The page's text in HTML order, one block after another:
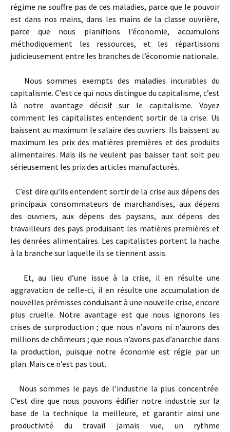
régime ne souffre pas de ces maladies, parce que le pouvoir
est dans nos mains, dans les mains de la classe ouvrière,
parce que nous planifions l’économie, accumulons
méthodiquement les ressources, et les répartissons
judicieusement entre les branches de l’économie nationale.
Nous sommes exempts des maladies incurables du
capitalisme. C’est ce qui nous distingue du capitalisme, c’est
là notre avantage décisif sur le capitalisme. Voyez
comment les capitalistes entendent sortir de la crise. Us
baissent au maximum le salaire des ouvriers. Ils baissent au
maximum les prix des matières premières et des produits
alimentaires. Mais ils ne veulent pas baisser tant soit peu
sérieusement les prix des articles manufacturés.
C’est dire qu’ils entendent sortir de la crise aux dépens des
principaux consommateurs de marchandises, aux dépens
des ouvriers, aux dépens des paysans, aux dépens des
travailleurs des pays produisant les matières premières et
les denrées alimentaires. Les capitalistes portent la hache
à la branche sur laquelle ils se tiennent assis.
Et, au lieu d’une issue à la crise, il en résulte une
aggravation de celle-­ci, il en résulte une accumulation de
nouvelles prémisses conduisant à une nouvelle crise, encore
plus cruelle. Notre avantage est que nous ignorons les
crises de surproduction ; que nous n’avons ni n’aurons des
millions de chômeurs ; que nous n’avons pas d’anarchie dans
la production, puisque notre économie est régie par un
plan. Mais ce n’est pas tout.
Nous sommes le pays de l’industrie la plus concentrée.
C’est dire que nous pouvons édifier notre industrie sur la
base de la technique la meilleure, et garantir ainsi une
productivité du travail jamais vue, un rythme